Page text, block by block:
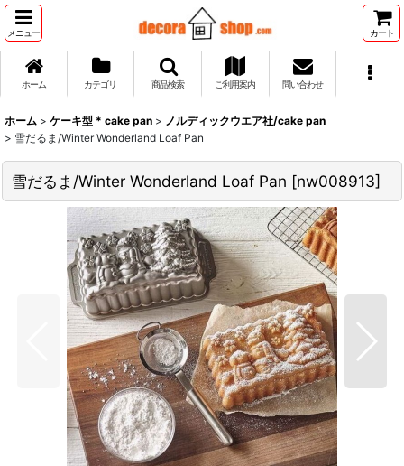
メニュー カート
ホーム カテゴリ 商品検索 ご利用案内 問い合わせ
ホーム > ケーキ型 * cake pan > ノルディックウエア社/cake pan
> 雪だるま/Winter Wonderland Loaf Pan
雪だるま/Winter Wonderland Loaf Pan [nw008913]